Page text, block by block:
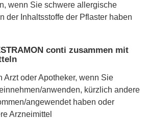
wenn Sie schwere allergische
der Inhaltsstoffe der Pflaster haben
conti zusammen mit
Arzt oder Apotheker, wenn Sie
anwenden, kürzlich andere
angewendet haben oder
Arzneimittel